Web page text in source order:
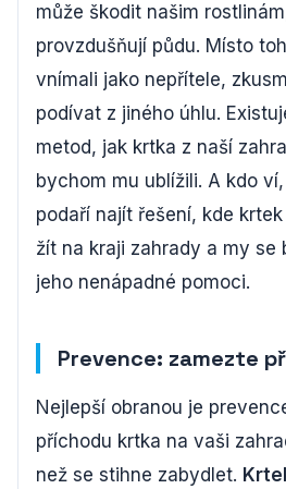
může škodit našim
provzdušňují půdu. Místo
vnímali jako nepřítele,
podívat z jiného úhlu.
metod, jak krtka z naší
bychom mu ublížili. A kdo
podaří najít řešení, kde
žít na kraji zahrady a my se
jeho nenápadné pomoci.
Prevence: zamezte
Nejlepší obranou je
příchodu krtka na vaši
než se stihne zabydlet.